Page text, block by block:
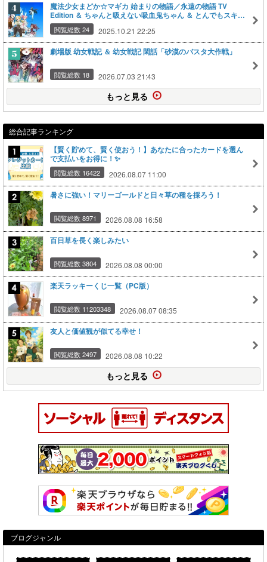
魔法少女まどか☆マギカ 始まりの物語／永遠の物語 TV
Edition ＆ ちゃんと吸えない吸血鬼ちゃん ＆ とんでもスキル
で異世界放浪メシ２
閲覧総数 24 2025.10.21 22:25
劇場版 幼女戦記 ＆ 幼女戦記 閑話「砂漠のパスタ大作戦」
閲覧総数 18 2026.07.03 21:43
もっと見る
総合記事ランキング
【賢く貯めて、賢く使おう！】あなたに合ったカードを選ん
で支払いをお得に！✨
閲覧総数 16422 2026.08.07 11:00
暑さに強い！マリーゴールドと日々草の種を採ろう！
閲覧総数 8971 2026.08.08 16:58
百日草を長く楽しみたい
閲覧総数 3804 2026.08.08 00:00
楽天ラッキーくじ一覧（PC版）
閲覧総数 11203348 2026.08.07 08:35
友人と価値観が似てる幸せ！
閲覧総数 2497 2026.08.08 10:22
もっと見る
ブログジャンル